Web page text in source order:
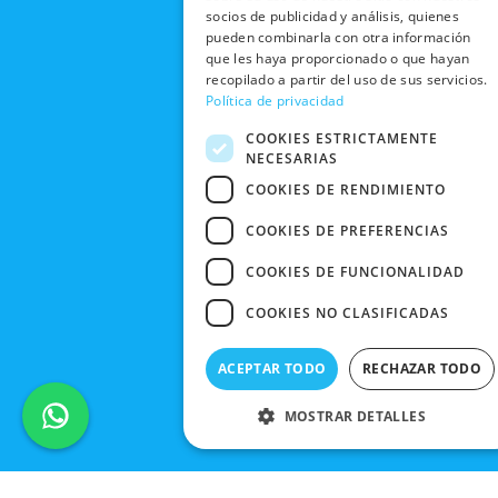
TIENDAS
BLACK
FRIDAY
CANCELAR
PEDIDO
DE COMPRA
socios de publicidad y análisis, quienes
pueden combinarla con otra información
que les haya proporcionado o que hayan
recopilado a partir del uso de sus servicios.
Política de privacidad
COOKIES ESTRICTAMENTE
NECESARIAS
COOKIES DE RENDIMIENTO
COOKIES DE PREFERENCIAS
COOKIES DE FUNCIONALIDAD
COOKIES NO CLASIFICADAS
ACEPTAR TODO RECHAZAR TODO
MOSTRAR DETALLES